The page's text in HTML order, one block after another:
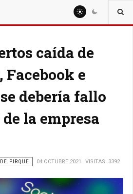
caída de
e
debería fallo
la empresa
PIRQUE 04 OCTUBRE 2021 VISITAS: 3392